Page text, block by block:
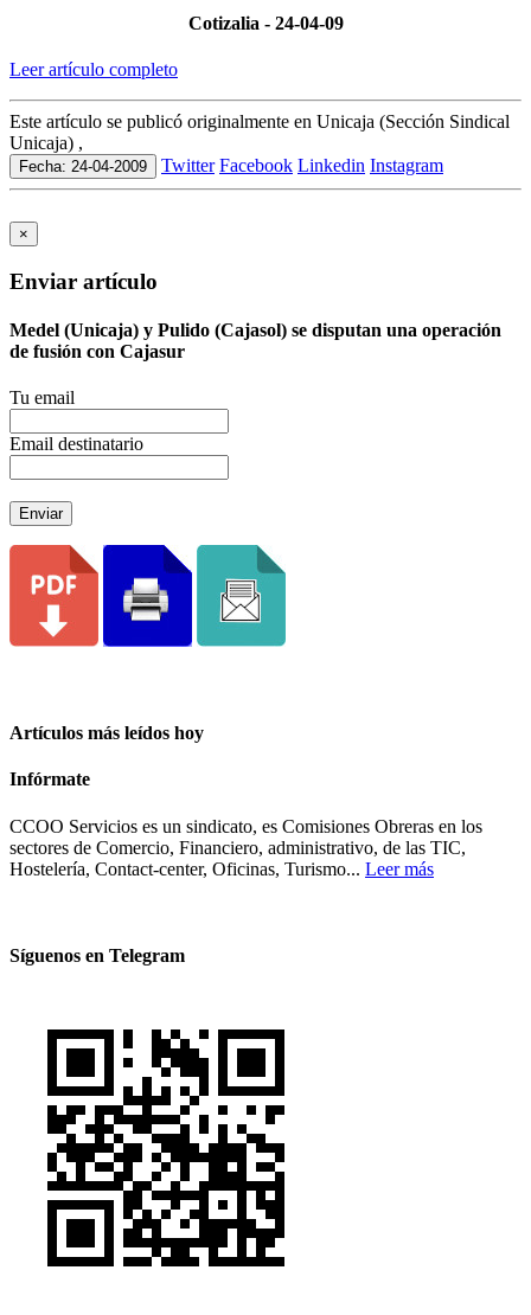
Cotizalia - 24-04-09
Leer artículo completo
Este artículo se publicó originalmente en Unicaja (Sección Sindical
Unicaja) ,
Fecha: 24-04-2009 Twitter Facebook Linkedin Instagram
×
Enviar artículo
Medel (Unicaja) y Pulido (Cajasol) se disputan una operación
de fusión con Cajasur
Tu email
Email destinatario
Enviar
Artículos más leídos hoy
Infórmate
CCOO Servicios es un sindicato, es Comisiones Obreras en los
sectores de Comercio, Financiero, administrativo, de las TIC,
Hostelería, Contact-center, Oficinas, Turismo... Leer más
Síguenos en Telegram